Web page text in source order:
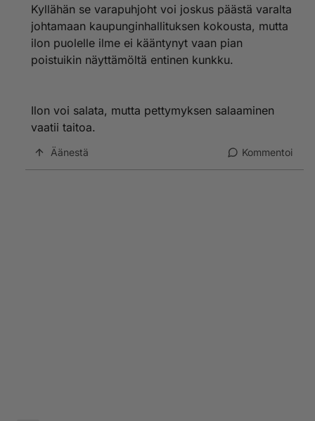
Kyllähän se varapuhjoht voi joskus päästä varalta
johtamaan kaupunginhallituksen kokousta, mutta
ilon puolelle ilme ei kääntynyt vaan pian
poistuikin näyttämöltä entinen kunkku.
Ilon voi salata, mutta pettymyksen salaaminen
vaatii taitoa.
Äänestä Kommentoi